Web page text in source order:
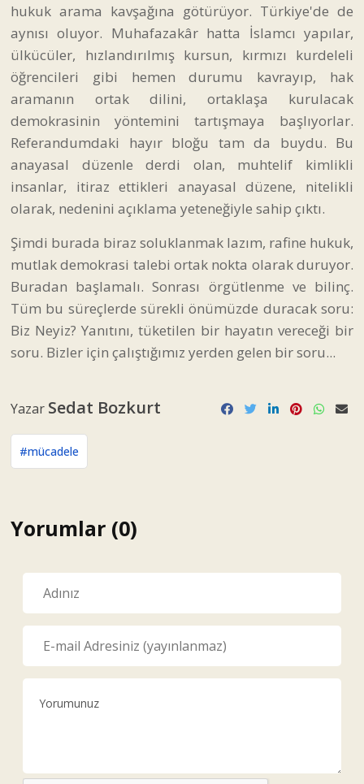
hukuk arama kavşağına götürüyor. Türkiye'de de
aynısı oluyor. Muhafazakâr hatta İslamcı yapılar,
ülkücüler, hızlandırılmış kursun, kırmızı kurdeleli
öğrencileri gibi hemen durumu kavrayıp, hak
aramanın ortak dilini, ortaklaşa kurulacak
demokrasinin yöntemini tartışmaya başlıyorlar.
Referandumdaki hayır bloğu tam da buydu. Bu
anayasal düzenle derdi olan, muhtelif kimlikli
insanlar, itiraz ettikleri anayasal düzene, nitelikli
olarak, nedenini açıklama yeteneğiyle sahip çıktı.
Şimdi burada biraz soluklanmak lazım, rafine hukuk,
mutlak demokrasi talebi ortak nokta olarak duruyor.
Buradan başlamalı. Sonrası örgütlenme ve bilinç.
Tüm bu süreçlerde sürekli önümüzde duracak soru:
Biz Neyiz? Yanıtını, tüketilen bir hayatın vereceği bir
soru. Bizler için çalıştığımız yerden gelen bir soru...
Yazar Sedat Bozkurt
#mücadele
Yorumlar (0)